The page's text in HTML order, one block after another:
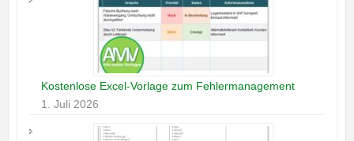
Kostenlose Excel-Vorlage zum Fehlermanagement
1. Juli 2026